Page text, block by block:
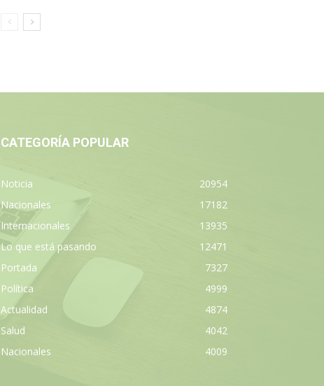
CATEGORÍA POPULAR
Noticia
20954
Nacionales
17182
Internacionales
13935
Lo que está pasando
12471
Portada
7327
Política
4999
Actualidad
4874
Salud
4042
Nacionales
4009